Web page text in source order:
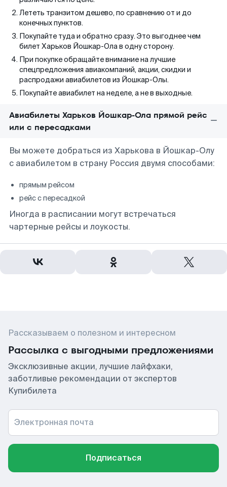
Лететь транзитом дешево, по сравнению от и до
конечных пунктов.
Покупайте туда и обратно сразу. Это выгоднее чем
билет Харьков Йошкар-Ола в одну сторону.
При покупке обращайте внимание на лучшие
спецпредложения авиакомпаний, акции, скидки и
распродажи авиабилетов из Йошкар-Олы.
Покупайте авиабилет на неделе, а не в выходные.
Авиабилеты Харьков Йошкар-Ола прямой рейс
или с пересадками
Вы можете добраться из Харькова в Йошкар-Олу
с авиабилетом в страну Россия двумя способами:
прямым рейсом
рейс с пересадкой
Иногда в расписании могут встречаться
чартерные рейсы и лоукосты.
Рассказываем о полезном и интересном
Рассылка с выгодными предложениями
Эксклюзивные акции, лучшие лайфхаки,
заботливые рекомендации от экспертов
Купибилета
Электронная почта
Подписаться